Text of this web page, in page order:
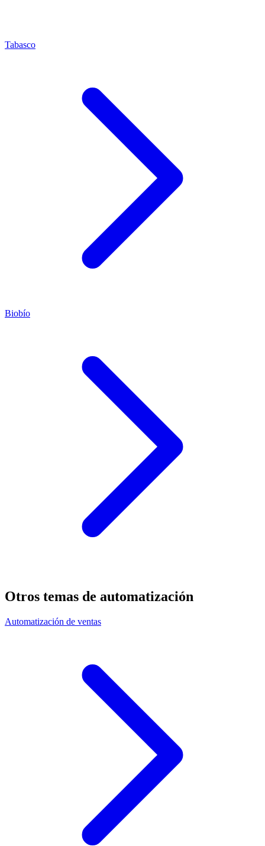
Tabasco
Biobío
Otros temas de automatización
Automatización de ventas